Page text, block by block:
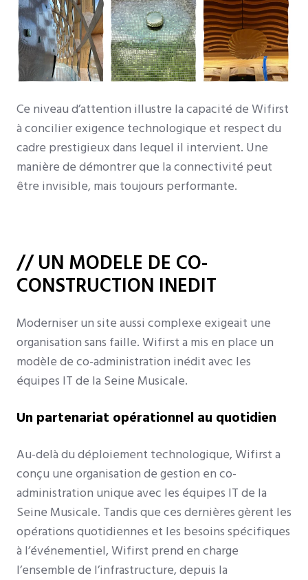
Ce niveau d’attention illustre la capacité de Wifirst
à concilier exigence technologique et respect du
cadre prestigieux dans lequel il intervient. Une
manière de démontrer que la connectivité peut
être invisible, mais toujours performante.
// UN MODELE DE CO-
CONSTRUCTION INEDIT
Moderniser un site aussi complexe exigeait une
organisation sans faille. Wifirst a mis en place un
modèle de co-administration inédit avec les
équipes IT de la Seine Musicale.
Un partenariat opérationnel au quotidien
Au-delà du déploiement technologique, Wifirst a
conçu une organisation de gestion en co-
administration unique avec les équipes IT de la
Seine Musicale. Tandis que ces dernières gèrent les
opérations quotidiennes et les besoins spécifiques
à l’événementiel, Wifirst prend en charge
l’ensemble de l’infrastructure, depuis la